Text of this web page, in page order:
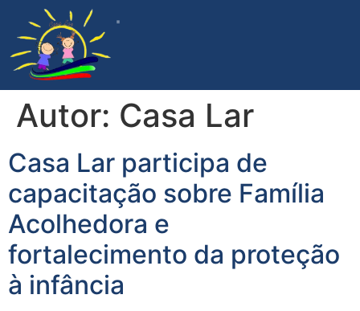
Autor: Casa Lar
Casa Lar participa de
capacitação sobre Família
Acolhedora e
fortalecimento da proteção
à infância